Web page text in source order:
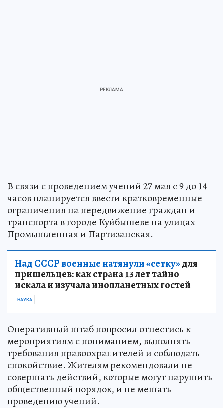
В связи с проведением учений 27 мая с 9 до 14
часов планируется ввести кратковременные
ограничения на передвижение граждан и
транспорта в городе Куйбышеве на улицах
Промышленная и Партизанская.
Над СССР военные натянули «сетку»для
пришельцев: как страна 13 лет тайно
искала и изучала инопланетных гостей
НАУКА
Оперативный штаб попросил отнестись к
мероприятиям с пониманием, выполнять
требования правоохранителей и соблюдать
спокойствие. Жителям рекомендовали не
совершать действий, которые могут нарушить
общественный порядок, и не мешать
проведению учений.